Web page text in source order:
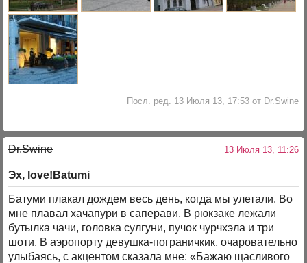
Посл. ред. 13 Июля 13, 17:53 от Dr.Swine
Dr.Swine 13 Июля 13, 11:26
Эх, love!Batumi
Батуми плакал дождем весь день, когда мы улетали. Во
мне плавал хачапури в саперави. В рюкзаке лежали
бутылка чачи, головка сулгуни, пучок чурчхэла и три
шоти. В аэропорту девушка-пограничкик, очаровательно
улыбаясь, с акцентом сказала мне: «Бажаю щасливого